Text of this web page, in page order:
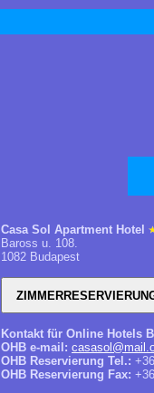
Casa Sol Apartment Hotel
Baross u. 108.
1082 Budapest
Kontakt für Online Hotels
OHB e-mail:
OHB Reservierung Tel.:
OHB Reservierung Fax: